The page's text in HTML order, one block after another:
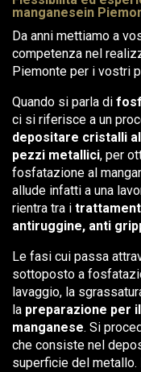
manganesein
Da anni mettiamo a
competenza nel
Piemonte per i vostri
Quando si parla di
ci si riferisce a un
depositare cristalli
pezzi metallici, per
fosfatazione al
allude infatti a una
rientra tra i
antiruggine, anti
Le fasi cui passa
sottoposto a
lavaggio, la
la preparazione per
manganese. Si
che consiste nel
superficie del